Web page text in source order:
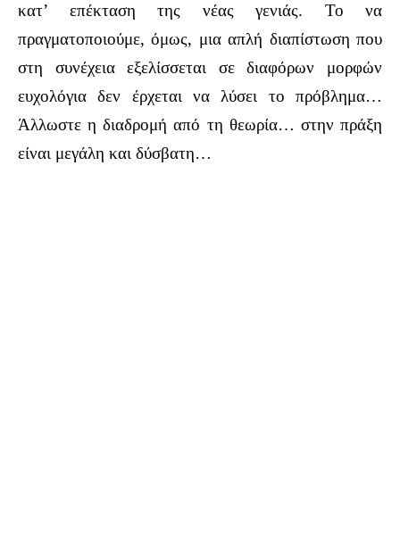
κατ’ επέκταση της νέας γενιάς. Το να
πραγματοποιούμε, όμως, μια απλή διαπίστωση που
στη συνέχεια εξελίσσεται σε διαφόρων μορφών
ευχολόγια δεν έρχεται να λύσει το πρόβλημα…
Άλλωστε η διαδρομή από τη θεωρία… στην πράξη
είναι μεγάλη και δύσβατη…